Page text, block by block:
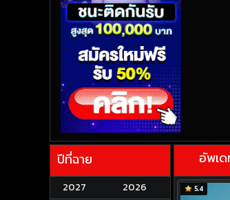
ปีที่ฉาย
2027 2026
อัพเ
5.4